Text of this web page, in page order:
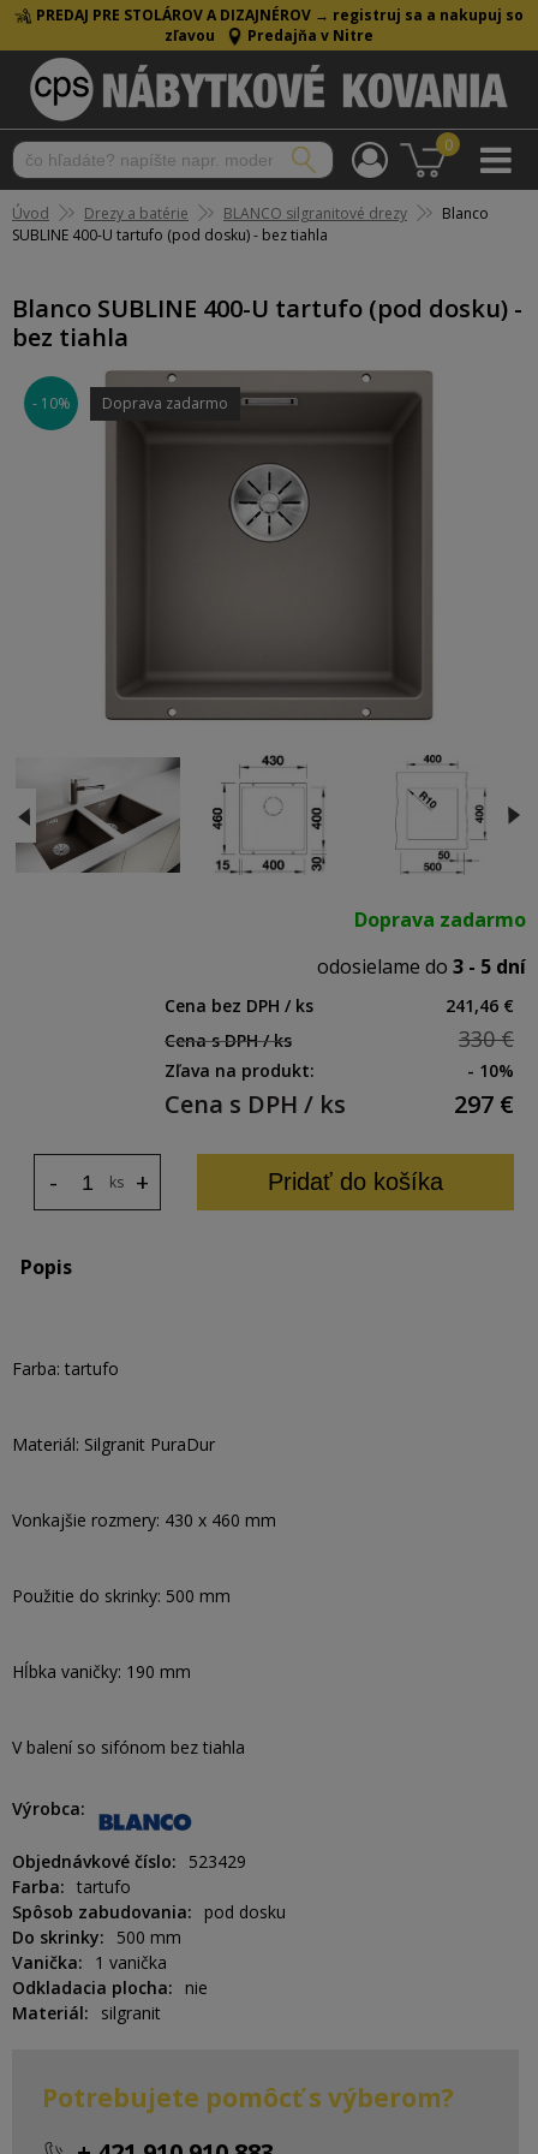
PREDAJ PRE STOLÁROV A DIZAJNÉROV → registruj sa a nakupuj so
zľavou
Predajňa v Nitre
0
Úvod Drezy a batérie BLANCO silgranitové drezy
Blanco
SUBLINE 400-U tartufo (pod dosku) - bez tiahla
Blanco SUBLINE 400-U tartufo (pod dosku) -
bez tiahla
- 10% Doprava zadarmo
Doprava zadarmo
odosielame do 3 - 5 dní
Cena bez DPH / ks
241,46 €
Cena s DPH / ks
330 €
Zľava na produkt: - 10%
Cena s DPH / ks 297 €
ks +
- Pridať do košíka
Popis
Farba: tartufo
Materiál: Silgranit PuraDur
Vonkajšie rozmery: 430 x 460 mm
Použitie do skrinky: 500 mm
Hĺbka vaničky: 190 mm
V balení so sifónom bez tiahla
Výrobca
Objednávkové číslo
523429
Farba
tartufo
Spôsob zabudovania
pod dosku
Do skrinky
500 mm
Vanička
1 vanička
Odkladacia plocha
nie
Materiál
silgranit
Potrebujete pomôcť s výberom?